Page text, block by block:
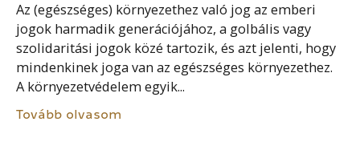
Az (egészséges) környezethez való jog az emberi
jogok harmadik generációjához, a golbális vagy
szolidaritási jogok közé tartozik, és azt jelenti, hogy
mindenkinek joga van az egészséges környezethez.
A környezetvédelem egyik...
Tovább olvasom